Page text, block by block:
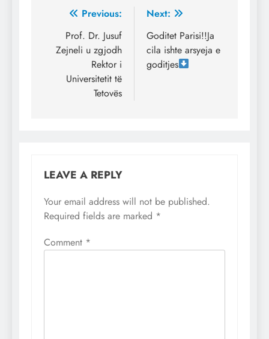
Post
navigation
Previous:
Prof. Dr. Jusuf
Zejneli u zgjodh
Rektor i
Universitetit të
Tetovës
Next:
Goditet Parisi!!Ja
cila ishte arsyeja e
goditjes
LEAVE A REPLY
Your email address will not be published.
Required fields are marked *
Comment *